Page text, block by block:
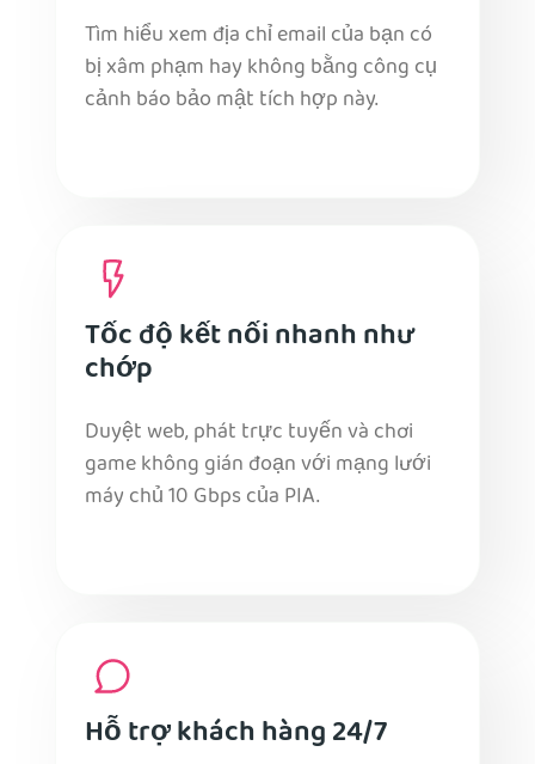
Tìm hiểu xem địa chỉ email của bạn có
bị xâm phạm hay không bằng công cụ
cảnh báo bảo mật tích hợp này.
Tốc độ kết nối nhanh như
chớp
Duyệt web, phát trực tuyến và chơi
game không gián đoạn với mạng lưới
máy chủ 10 Gbps của PIA.
Hỗ trợ khách hàng 24/7